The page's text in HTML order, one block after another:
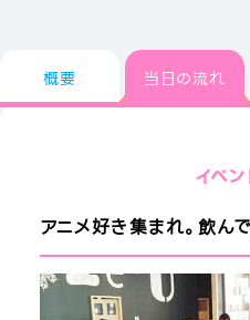
概要 当日の流れ
イベ
アニメ好き集まれ。飲ん